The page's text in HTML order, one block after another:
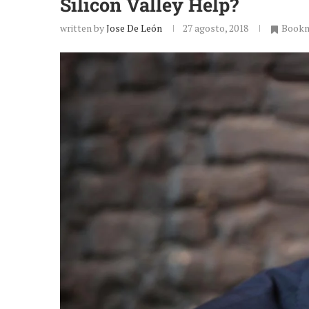
written byJose De León 27 agosto, 2018